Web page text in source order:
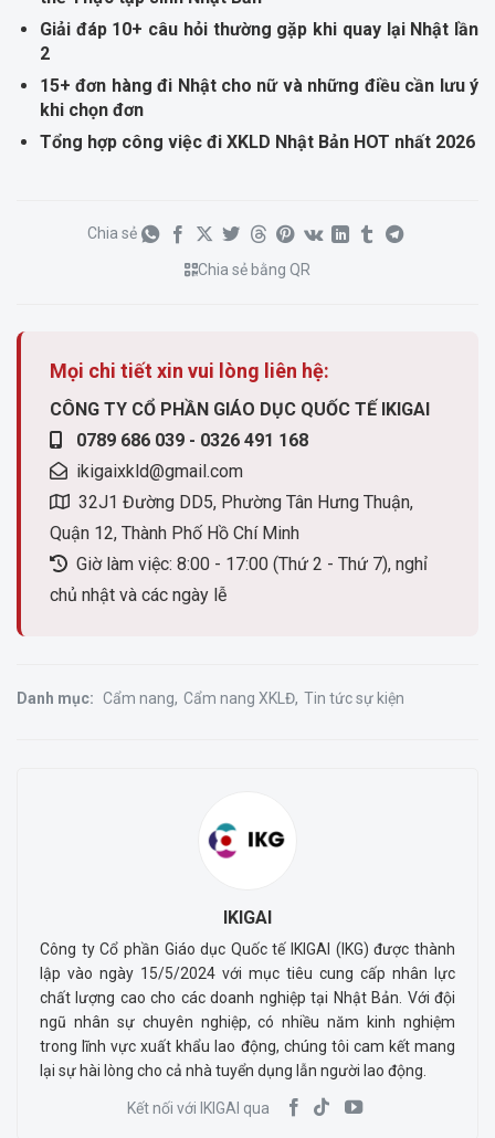
Giải đáp 10+ câu hỏi thường gặp khi quay lại Nhật lần
2
15+ đơn hàng đi Nhật cho nữ và những điều cần lưu ý
khi chọn đơn
Tổng hợp công việc đi XKLD Nhật Bản HOT nhất 2026
Chia sẻ
Chia sẻ bằng QR
Mọi chi tiết xin vui lòng liên hệ:
CÔNG TY CỔ PHẦN GIÁO DỤC QUỐC TẾ IKIGAI
0789 686 039 - 0326 491 168
ikigaixkld@gmail.com
32J1 Đường DD5, Phường Tân Hưng Thuận,
Quận 12, Thành Phố Hồ Chí Minh
Giờ làm việc: 8:00 - 17:00 (Thứ 2 - Thứ 7), nghỉ
chủ nhật và các ngày lễ
Danh mục: Cẩm nang Cẩm nang XKLĐ Tin tức sự kiện
IKIGAI
Công ty Cổ phần Giáo dục Quốc tế IKIGAI (IKG) được thành
lập vào ngày 15/5/2024 với mục tiêu cung cấp nhân lực
chất lượng cao cho các doanh nghiệp tại Nhật Bản. Với đội
ngũ nhân sự chuyên nghiệp, có nhiều năm kinh nghiệm
trong lĩnh vực xuất khẩu lao động, chúng tôi cam kết mang
lại sự hài lòng cho cả nhà tuyển dụng lẫn người lao động.
Kết nối với IKIGAI qua